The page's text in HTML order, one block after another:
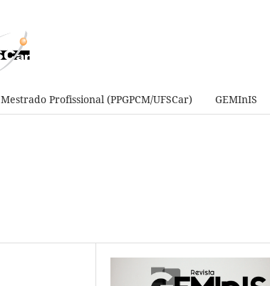
Mestrado Profissional (PPGPCM/UFSCar) GEMInIS